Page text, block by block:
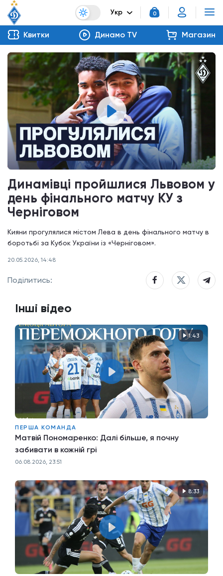
Укр 0
Квитки Динамо TV Магазин
Динамівці пройшлися Львовом у
день фінального матчу КУ з
Черніговом
Кияни прогулялися містом Лева в день фінального матчу в
боротьбі за Кубок України із «Черніговом».
20.05.2026, 14:48
Поділитись:
Інші відео
1:43
ПЕРША КОМАНДА
Матвій Пономаренко: Далі більше, я почну
забивати в кожній грі
06.08.2026, 23:51
8:33